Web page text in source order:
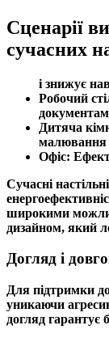
Сценарії
сучасних
і знижує
Робочий
Дитяча
малювання
Офіс:
Сучасні
широкими
дизайном, який
Догляд і
Для підтримки
уникаючи
догляд гарантує